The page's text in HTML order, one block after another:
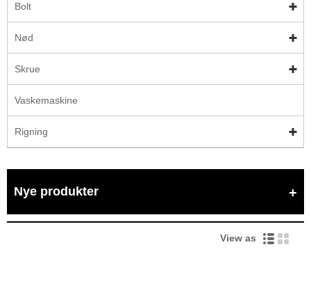
Bolt
Nød
Skrue
Vaskemaskine
Rigning
Nye produkter
View as